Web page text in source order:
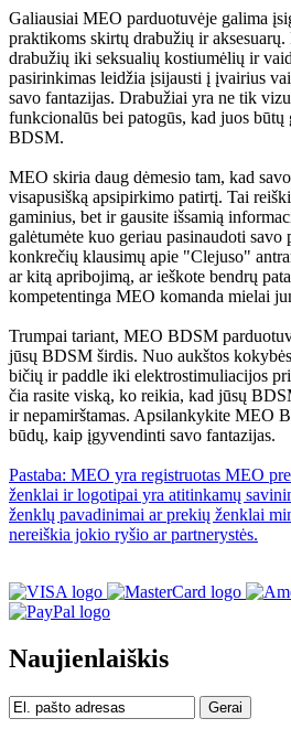
Galiausiai MEO parduotuvėje galima
praktikoms skirtų drabužių ir
drabužių iki seksualių kostiumėlių ir
pasirinkimas leidžia įsijausti į įvairius
savo fantazijas. Drabužiai yra ne tik
funkcionalūs bei patogūs, kad juos
BDSM.
MEO skiria daug dėmesio tam, kad
visapusišką apsipirkimo patirtį. Tai
gaminius, bet ir gausite išsamią
galėtumėte kuo geriau pasinaudoti
konkrečių klausimų apie "Clejuso"
ar kitą apribojimą, ar ieškote bendrų
kompetentinga MEO komanda mielai
Trumpai tariant, MEO BDSM
jūsų BDSM širdis. Nuo aukštos
bičių ir paddle iki elektrostimuliacijos
čia rasite viską, ko reikia, kad jūsų
ir nepamirštamas. Apsilankykite MEO
būdų, kaip įgyvendinti savo fantazijas.
Pastaba: MEO yra registruotas MEO
ženklai ir logotipai yra atitinkamų
ženklų pavadinimai ar prekių ženklai
nereiškia jokio ryšio ar partnerystės.
Naujienlaiškis
Gerai